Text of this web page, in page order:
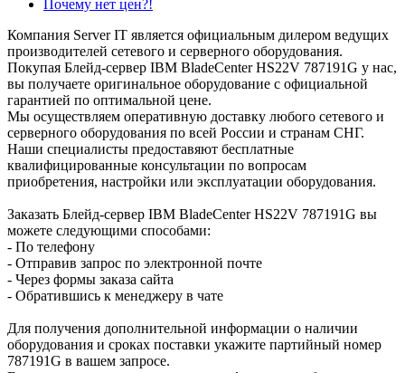
Почему нет цен?!
Компания Server IT является официальным дилером ведущих
производителей сетевого и серверного оборудования.
Покупая Блейд-сервер IBM BladeCenter HS22V 787191G у нас,
вы получаете оригинальное оборудование с официальной
гарантией по оптимальной цене.
Мы осуществляем оперативную доставку любого сетевого и
серверного оборудования по всей России и странам СНГ.
Наши специалисты предоставяют бесплатные
квалифицированные консультации по вопросам
приобретения, настройки или эксплуатации оборудования.
Заказать Блейд-сервер IBM BladeCenter HS22V 787191G вы
можете следующими способами:
- По телефону
- Отправив запрос по электронной почте
- Через формы заказа сайта
- Обратившись к менеджеру в чате
Для получения дополнительной информации о наличии
оборудования и сроках поставки укажите партийный номер
787191G в вашем запросе.